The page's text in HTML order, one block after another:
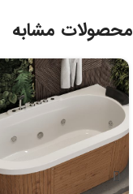
محصولات مشابه